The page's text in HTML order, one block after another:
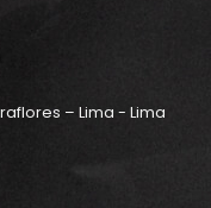
– Lima - Lima